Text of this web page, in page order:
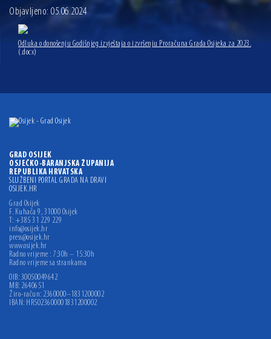
Objavljeno: 05.06.2024
Odluka o donošenju Godišnjeg izvještaja o izvršenju Proračuna Grada Osijeka za 2023.
(.docx)
GRAD OSIJEK
OSJEČKO-BARANJSKA ŽUPANIJA
REPUBLIKA HRVATSKA
SLUŽBENI PORTAL GRADA NA DRAVI
OSIJEK.HR
Grad Osijek
F. Kuhača 9, 31000 Osijek
T: +385 31 229 229
info@osijek.hr
press@osijek.hr
www.osijek.hr
Radno vrijeme : 7:30h – 15:30h
Radno vrijeme sa strankama
OIB: 30050049642
MB: 2640651
Žiro-račun: 2360000–1831200002
IBAN: HR5023600001831200002